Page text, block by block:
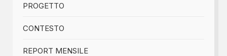
PROGETTO
CONTESTO
REPORT MENSILE